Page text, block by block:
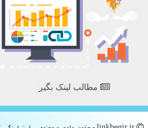
مطالب لینک بگیر